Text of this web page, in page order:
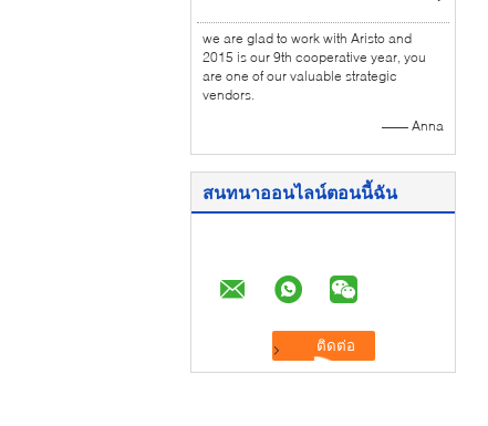
we are glad to work with Aristo and
2015 is our 9th cooperative year, you
are one of our valuable strategic
vendors.
—— Anna
สนทนาออนไลน์ตอนนี้ฉัน